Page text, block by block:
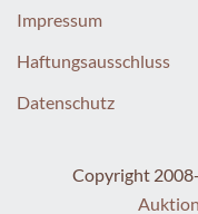
Impressum
Haftungsausschluss
Datenschutz
Copyright